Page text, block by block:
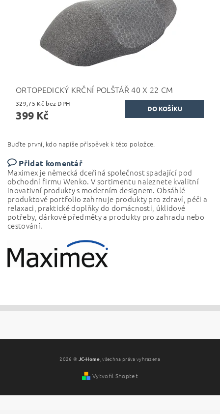
ORTOPEDICKÝ KRČNÍ POLŠTÁŘ 40 X 22 CM
329,75 Kč bez DPH
399 Kč
Buďte první, kdo napíše příspěvek k této položce.
Přidat komentář
Maximex je německá dceřiná společnost spadající pod
obchodní firmu Wenko.V sortimentu naleznete kvalitní
inovativní produkty s moderním designem. Obsáhlé
produktové portfolio zahrnuje produkty pro zdraví, péči a
relaxaci, praktické doplňky do domácnosti, úklidové
potřeby, dárkové předměty a produkty pro zahradu nebo
cestování.
2026 © JC-Home, všechna práva vyhrazena
Vytvořil Shoptet